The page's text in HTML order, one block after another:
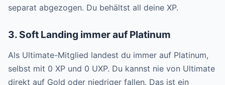
separat abgezogen. Du behältst all deine XP.
3. Soft Landing immer auf Platinum
Als Ultimate-Mitglied landest du immer auf Platinum,
selbst mit 0 XP und 0 UXP. Du kannst nie von Ultimate
direkt auf Gold oder niedriger fallen. Das ist ein